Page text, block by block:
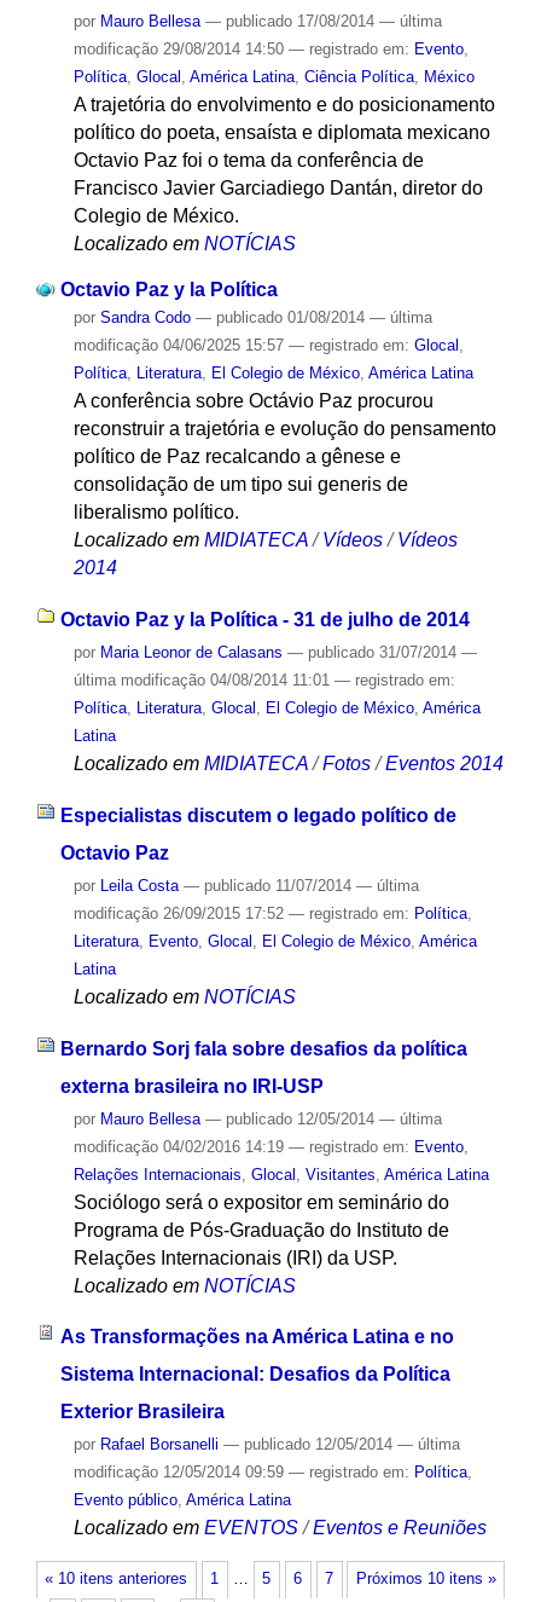
por Mauro Bellesa — publicado17/08/2014 — última
modificação29/08/2014 14:50 — registrado em: Evento,
Política, Glocal América Latina, Ciência Política, México
A trajetória do envolvimento e do posicionamento
político do poeta, ensaísta e diplomata mexicano
Octavio Paz foi o tema da conferência de
Francisco Javier Garciadiego Dantán, diretor do
Colegio de México.
Localizado em NOTÍCIAS
Octavio Paz y la Política
por Sandra Codo — publicado01/08/2014 — última
modificação04/06/2025 15:57 — registrado em: Glocal ,
Política, Literatura, El Colegio de México, América Latina
A conferência sobre Octávio Paz procurou
reconstruir a trajetória e evolução do pensamento
político de Paz recalcando a gênese e
consolidação de um tipo sui generis de
liberalismo político.
Localizado em MIDIATECA / Vídeos / Vídeos
2014
Octavio Paz y la Política - 31 de julho de 2014
por Maria Leonor de Calasans — publicado31/07/2014 —
última modificação04/08/2014 11:01 — registrado em:
Política, Literatura, Glocal , El Colegio de México, América
Latina
Localizado em MIDIATECA /Fotos /Eventos 2014
Especialistas discutem o legado político de
Octavio Paz
por Leila Costa — publicado11/07/2014 — última
modificação26/09/2015 17:52 — registrado em: Política,
Literatura, Evento, Glocal El Colegio de México, América
Latina
Localizado em NOTÍCIAS
Bernardo Sorj fala sobre desafios da política
externa brasileira no IRI-USP
por Mauro Bellesa — publicado12/05/2014 — última
modificação04/02/2016 14:19 — registrado em: Evento,
Relações Internacionais Glocal Visitantes América Latina
Sociólogo será o expositor em seminário do
Programa de Pós-Graduação do Instituto de
Relações Internacionais (IRI) da USP.
Localizado em NOTÍCIAS
As Transformações na América Latina e no
Sistema Internacional: Desafios da Política
Exterior Brasileira
por Rafael Borsanelli — publicado12/05/2014 — última
modificação12/05/2014 09:59 — registrado em: Política,
Evento público, América Latina
Localizado em EVENTOS /Eventos e Reuniões
« 10 itens anteriores Próximos 10 itens »
1 … 5 6 7